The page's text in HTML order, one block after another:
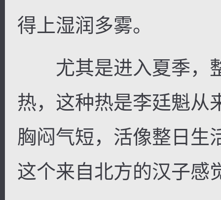
得上湿润多雾。
尤其是进入夏季，
热，这种热是李廷魁从
胸闷气短，活像整日生
这个来自北方的汉子感